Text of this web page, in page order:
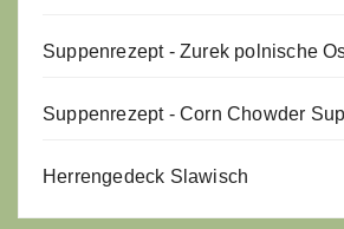
Suppenrezept - Zurek polnische
Suppenrezept - Corn Chowder
Herrengedeck Slawisch